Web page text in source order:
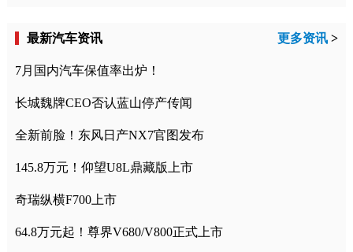
最新汽车资讯 更多资讯 >
7月国内汽车保值率出炉！
长城魏牌CEO否认蓝山停产传闻
全新前脸！东风日产NX7官图发布
145.8万元！仰望U8L鼎藏版上市
奇瑞纵横F700上市
64.8万元起！尊界V680/V800正式上市